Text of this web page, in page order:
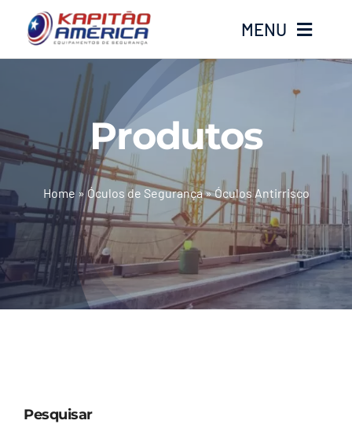
o
MENU
Produtos
Calçados
Luvas
Altura
Contato
Produtos
Home»Óculos de Segurança»Óculos Antirrisco
Pesquisar